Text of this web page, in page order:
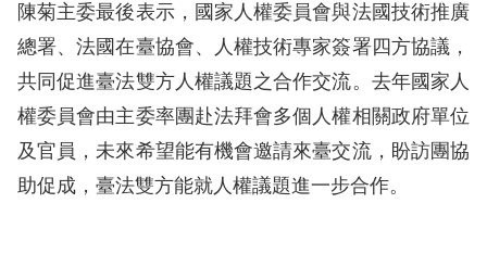
網
站
導
覽
網
陳菊主委最後表示，國家人權委員會與法國技術推廣
總署、法國在臺協會、人權技術專家簽署四方協議，
共同促進臺法雙方人權議題之合作交流。去年國家人
權委員會由主委率團赴法拜會多個人權相關政府單位
及官員，未來希望能有機會邀請來臺交流，盼訪團協
助促成，臺法雙方能就人權議題進一步合作。